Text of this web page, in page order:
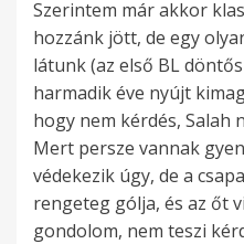
Szerintem már akkor
hozzánk jött, de egy
látunk (az első BL
harmadik éve nyújt
hogy nem kérdés, Salah
Mert persze vannak
védekezik úgy, de a
rengeteg gólja, és az őt
gondolom, nem teszi